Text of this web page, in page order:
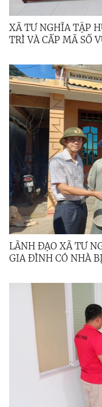
XÃ TƯ NGHĨA TẬP
TRÌ VÀ CẤP MÃ SỐ
LÃNH ĐẠO XÃ TƯ
GIA ĐÌNH CÓ NHÀ